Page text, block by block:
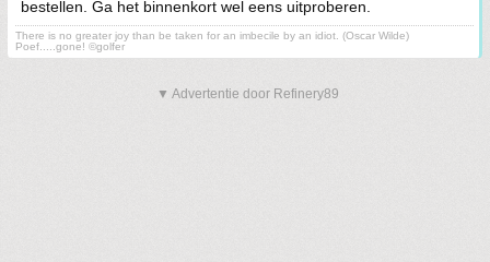
bestellen. Ga het binnenkort wel eens uitproberen.
There is no greater joy than be taken for an imbecile by an idiot. (Oscar Wilde)
Poef.....gone! ©golfer
▼ Advertentie door Refinery89